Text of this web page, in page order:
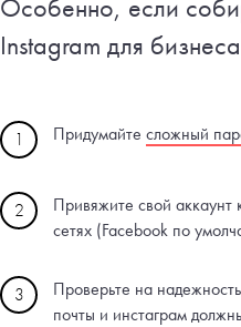
Особенно, если
Instagram для
1 Придумайте сложный
2
Привяжите свой аккаунт
сетях (Facebook по
3
Проверьте на
почты и инстаграм